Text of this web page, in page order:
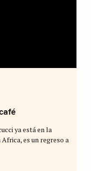
ya está en la
es un regreso a